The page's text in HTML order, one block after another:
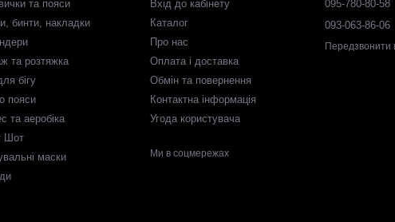
та пояси
бинти, накладки
та розтяжка
бігу
пояси
та аеробіка
Шот
маски
Вхід до кабінету
Каталог
Про нас
Оплата і доставка
Обмін та повернення
Контактна інформація
Угода користувача
Ми в соцмережах
095-780-80-58
093-063-86-06
Передзвонити